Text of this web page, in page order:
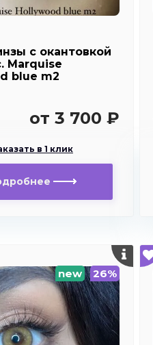
c окантовкой
Marquise
blue m2
от 3 700 ₽
в 1 клик
new 26%